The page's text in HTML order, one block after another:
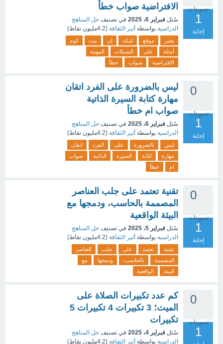
تصويتات
1
إجابة
الافتراضية صواب خطأ
سُئل فبراير 6، 2025 في تصنيف حل المناهج
الدراسية بواسطة أثير الثقافة (4.2مليون نقاط)
يعتبر موقع لينكد إن بيت
كوم
أمثلة
على الشبكات
المهنية
الافتراضية
صواب خطأ
0
تصويتات
1
إجابة
ليس بالضرورة على الفرد اتقان
مهارة كتابة السيرة الذاتية
صواب ام خطأ
سُئل فبراير 6، 2025 في تصنيف حل المناهج
الدراسية بواسطة أثير الثقافة (4.2مليون نقاط)
ليس بالضرورة على الفرد
اتقان
مهارة
كتابة السيرة الذاتية
صواب
ام
خطأ
0
تصويتات
1
إجابة
تقنية تعتمد على جلب العناصر
المصممة بالحاسب، ودمجها مع
البيئة الواقعية
سُئل فبراير 5، 2025 في تصنيف حل المناهج
الدراسية بواسطة أثير الثقافة (4.2مليون نقاط)
تقنية تعتمد على جلب
العناصر
المصممة
بالحاسب، ودمجها
مع
البيئة
الواقعية
0
تصويتات
1
كم عدد تكبيرات الصلاة على
الميت؛ 3 تكبيرات 4 تكبيرات 5
تكبيرات
سُئل فبراير 4، 2025 في تصنيف حل المناهج
الدراسية بواسطة أثير الثقافة (4.2مليون نقاط)